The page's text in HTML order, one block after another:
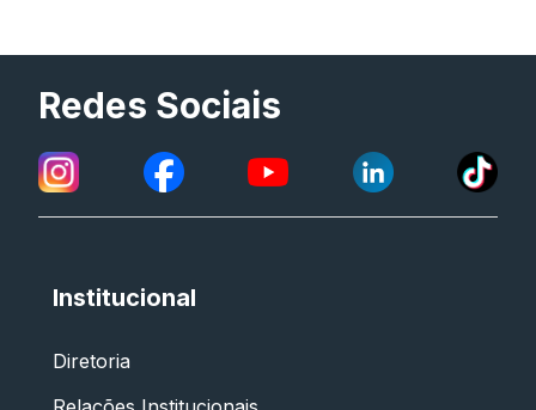
Redes Sociais
Institucional
Diretoria